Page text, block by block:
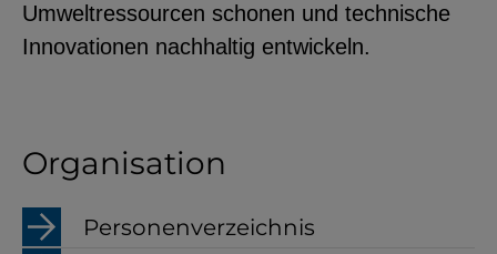
Umweltressourcen schonen und technische
Innovationen nachhaltig entwickeln.
Organisation
Personenverzeichnis
YouTube